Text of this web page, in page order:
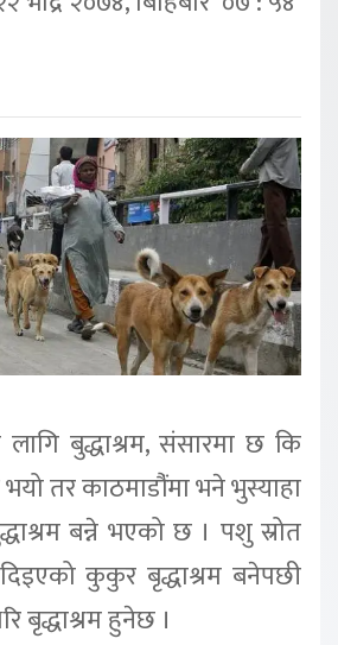
बुद्धाश्रम, संसारमा छ कि
तर काठमाडौंंमा भने भुस्याहा
बन्ने भएको छ । पशु स्रोत
कुकुर बृद्धाश्रम बनेपछी
बृद्धाश्रम हुनेछ ।